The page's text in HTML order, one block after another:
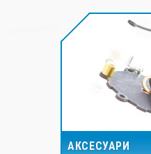
АКСЕСУАРИ